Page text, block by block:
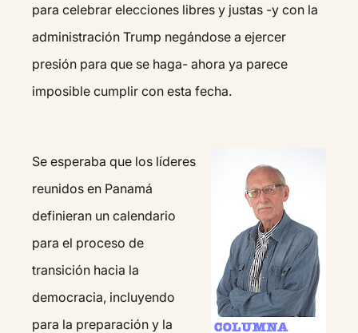
para celebrar elecciones libres y justas -y con la
administración Trump negándose a ejercer
presión para que se haga- ahora ya parece
imposible cumplir con esta fecha.
Se esperaba que los líderes
reunidos en Panamá
definieran un calendario
para el proceso de
transición hacia la
democracia, incluyendo
para la preparación y la